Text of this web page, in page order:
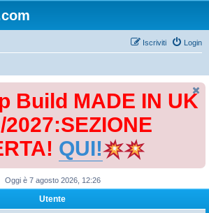
Login
Iscriviti
Build MADE IN UK
2027:SEZIONE
QUI!
Oggi è 7 agosto 2026, 12:26
Utente